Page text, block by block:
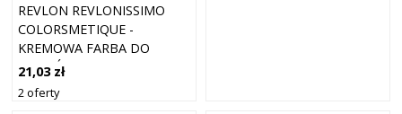
REVLON REVLONISSIMO
COLORSMETIQUE -
KREMOWA FARBA DO
WŁOSÓW, 60ML 7,43 |
ŚREDNI MIEDZIANY ZŁOTY
BLOND
21,03 zł
2 oferty